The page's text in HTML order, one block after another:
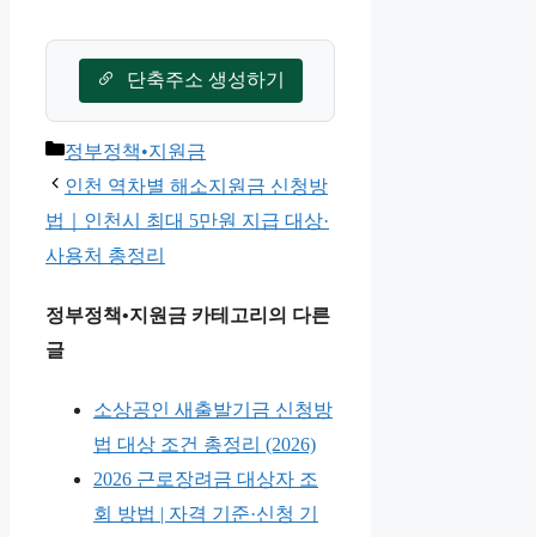
이하 양산사랑카드 가
맹점에서 사용할 수 있
능합니다.
단축주소 생성하기
카
테
고
리
정부정책•지원금
인천 역차별 해소지원금 신청방
법｜인천시 최대 5만원 지급 대상·
사용처 총정리
정부정책•지원금 카테고리의 다른
글
소상공인 새출발기금 신청방
법 대상 조건 총정리 (2026)
2026 근로장려금 대상자 조
회 방법 | 자격 기준·신청 기